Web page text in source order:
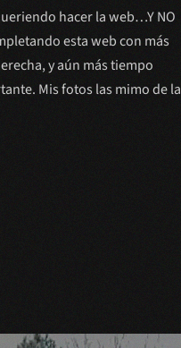
/
Shaping
up.
hacer la web…Y NO
esta web con más
y aún más tiempo
Mis fotos las mimo de la